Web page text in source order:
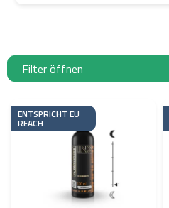
Filter öffnen
L
s
ENTSPRICHT EU
REACH